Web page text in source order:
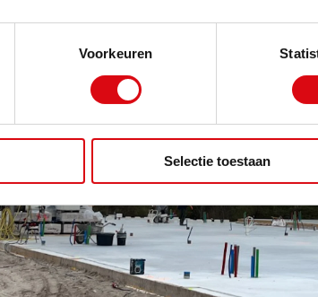
Voorkeuren
Selectie toestaan